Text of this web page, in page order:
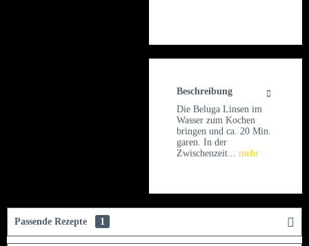
Beschreibung
Die Beluga Linsen im
Wasser zum Kochen
bringen und ca. 20 Min.
garen. In der
Zwischenzeit... mehr
Passende Rezepte 1